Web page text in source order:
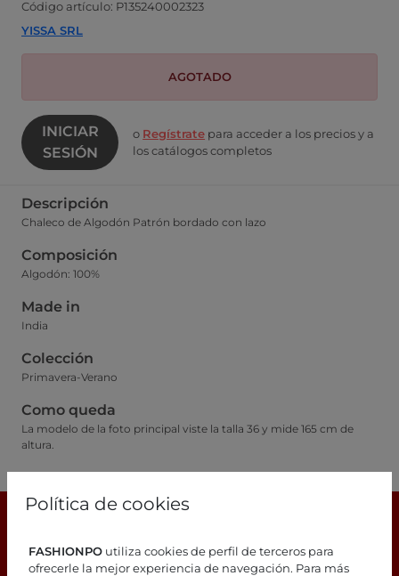
Política de cookies
FASHIONPO utiliza cookies de perfil de terceros para
ofrecerle la mejor experiencia de navegación. Para más
Código artículo: P135240002323
YISSA SRL
AGOTADO
INICIAR
SESIÓN
o Regístrate para acceder a los precios y a
los catálogos completos
Descripción
Chaleco de Algodón Patrón bordado con lazo
Composición
Algodón: 100%
Made in
India
Colección
Primavera-Verano
Como queda
La modelo de la foto principal viste la talla 36 y mide 165 cm de
altura.